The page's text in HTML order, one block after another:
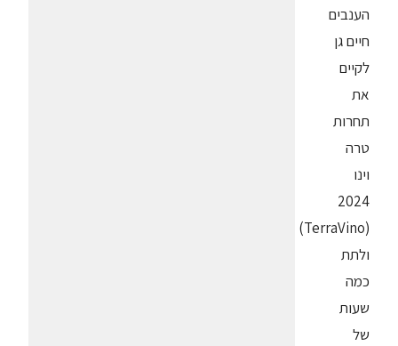
הענבים
חיים גן
לקיים
את
תחרות
טרה
וינו
2024
(TerraVino)
ולתת
כמה
שעות
של